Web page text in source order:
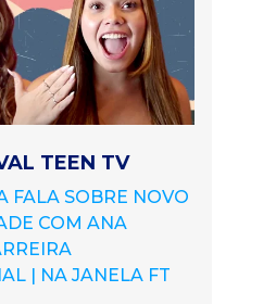
TEEN TV
FALA SOBRE NOVO
COM ANA
| NA JANELA FT